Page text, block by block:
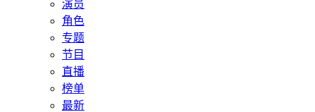
演员
角色
专题
节目
直播
榜单
最新